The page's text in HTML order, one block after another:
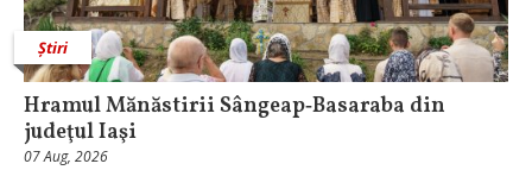
Știri
Hramul Mănăstirii Sângeap‑Basaraba din
judeţul Iaşi
07 Aug, 2026